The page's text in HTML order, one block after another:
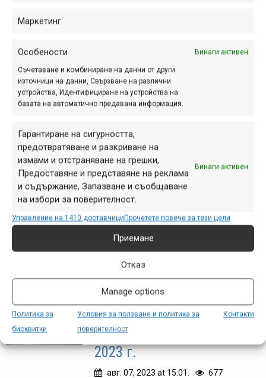
Маркетинг
Особености Винаги активен
Съчетаване и комбиниране на данни от други
източници на данни, Свързване на различни
устройства, Идентифициране на устройства на
базата на автоматично предавана информация.
Гарантиране на сигурността,
предотвратяване и разкриване на
измами и отстраняване на грешки,
Предоставяне и представяне на реклама
и съдържание, Запазване и съобщаване
на избори за поверителност.
Винаги активен
Управление на 1410 доставчициПрочетете повече за тези цели
Приемане
Отказ
Manage options
Политика за
бисквитки
Условия за ползване и политика за
поверителност
Контакти
Том Пидкок и Полин
Феран-Прево са
крос-кънтри за 2023 г.
авг. 14, 2023 at 18:56.
Седмица след състезанията по
спускане в рамките на Световното
първенство по колоездене за 2023
г. в Шотландия дойде ред и за
стартовете по крос-кънтри.
Валентина Хол и Чарли
Хатън са световните
шампиони по спускане за
2023 г.
авг. 07, 2023 at 15:01. 677